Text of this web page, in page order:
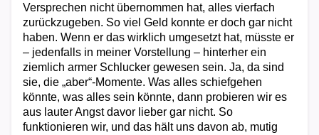
Versprechen nicht übernommen hat, alles vierfach
zurückzugeben. So viel Geld konnte er doch gar nicht
haben. Wenn er das wirklich umgesetzt hat, müsste er
– jedenfalls in meiner Vorstellung – hinterher ein
ziemlich armer Schlucker gewesen sein. Ja, da sind
sie, die „aber“-Momente. Was alles schiefgehen
könnte, was alles sein könnte, dann probieren wir es
aus lauter Angst davor lieber gar nicht. So
funktionieren wir, und das hält uns davon ab, mutig